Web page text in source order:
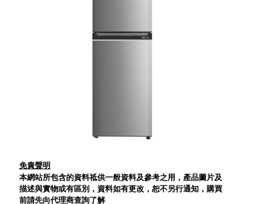
免責聲明
本網站所包含的資料祗供一般資料及參考之用，產品圖片及
描述與實物或有區別，資料如有更改，恕不另行通知，購買
前請先向代理商查詢了解